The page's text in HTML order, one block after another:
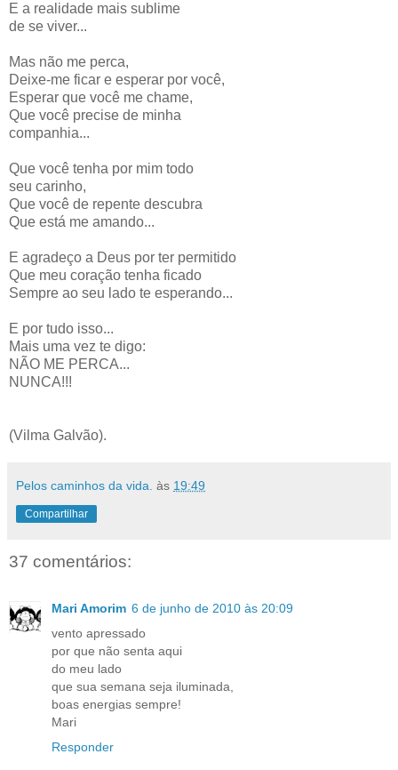
E a realidade mais sublime
de se viver...
Mas não me perca,
Deixe-me ficar e esperar por você,
Esperar que você me chame,
Que você precise de minha
companhia...
Que você tenha por mim todo
seu carinho,
Que você de repente descubra
Que está me amando...
E agradeço a Deus por ter permitido
Que meu coração tenha ficado
Sempre ao seu lado te esperando...
E por tudo isso...
Mais uma vez te digo:
NÃO ME PERCA...
NUNCA!!!
(Vilma Galvão).
Pelos caminhos da vida. às 19:49
Compartilhar
37 comentários:
Mari Amorim 6 de junho de 2010 às 20:09
vento apressado
por que não senta aqui
do meu lado
que sua semana seja iluminada,
boas energias sempre!
Mari
Responder